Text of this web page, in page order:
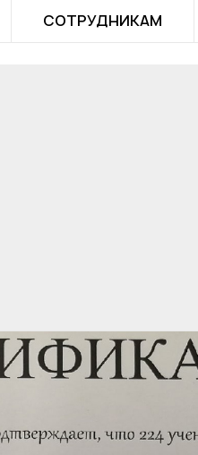
СОТРУДНИКАМ